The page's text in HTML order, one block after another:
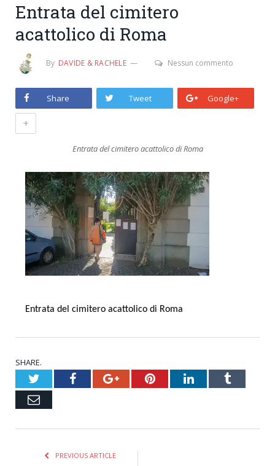
Entrata del cimitero
acattolico di Roma
By DAVIDE & RACHELE Nessun commento
Share Tweet Google+
+
Entrata del cimitero acattolico di Roma
Entrata del cimitero acattolico di Roma
SHARE.
TwitterFacebookGoogle+PinterestLinkedInTumblr
Email
PREVIOUS ARTICLE